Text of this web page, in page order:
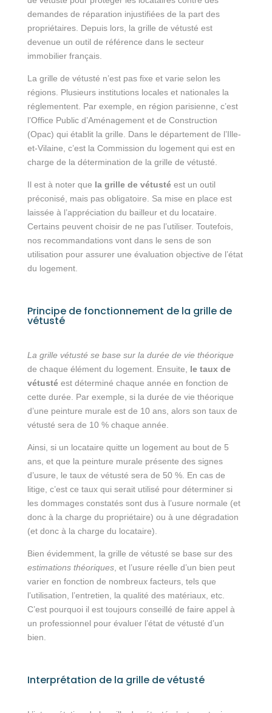
demandes de réparation injustifiées de la part des
propriétaires. Depuis lors, la grille de vétusté est
devenue un outil de référence dans le secteur
immobilier français.
La grille de vétusté n’est pas fixe et varie selon les
régions. Plusieurs institutions locales et nationales la
réglementent. Par exemple, en région parisienne, c’est
l’Office Public d’Aménagement et de Construction
(Opac) qui établit la grille. Dans le département de l’Ille-
et-Vilaine, c’est la Commission du logement qui est en
charge de la détermination de la grille de vétusté.
Il est à noter que la grille de vétustéest un outil
préconisé, mais pas obligatoire. Sa mise en place est
laissée à l’appréciation du bailleur et du locataire.
Certains peuvent choisir de ne pas l’utiliser. Toutefois,
nos recommandations vont dans le sens de son
utilisation pour assurer une évaluation objective de l’état
du logement.
Principe de fonctionnement de la grille de
vétusté
La grille vétusté se base sur la durée de vie théorique
de chaque élément du logement. Ensuite, le taux de
vétusté est déterminé chaque année en fonction de
cette durée. Par exemple, si la durée de vie théorique
d’une peinture murale est de 10 ans, alors son taux de
vétusté sera de 10 % chaque année.
Ainsi, si un locataire quitte un logement au bout de 5
ans, et que la peinture murale présente des signes
d’usure, le taux de vétusté sera de 50 %. En cas de
litige, c’est ce taux qui serait utilisé pour déterminer si
les dommages constatés sont dus à l’usure normale (et
donc à la charge du propriétaire) ou à une dégradation
(et donc à la charge du locataire).
Bien évidemment, la grille de vétusté se base sur des
estimations théoriques, et l’usure réelle d’un bien peut
varier en fonction de nombreux facteurs, tels que
l’utilisation, l’entretien, la qualité des matériaux, etc.
C’est pourquoi il est toujours conseillé de faire appel à
un professionnel pour évaluer l’état de vétusté d’un
bien.
Interprétation de la grille de vétusté